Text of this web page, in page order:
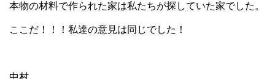
本物の材料で作られた家は私たちが探していた家でした。
ここだ！！！私達の意見は同じでした！
中村